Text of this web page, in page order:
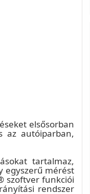
elsősorban
az autóiparban,
tartalmaz,
egyszerű mérést
szoftver funkciói
rendszer